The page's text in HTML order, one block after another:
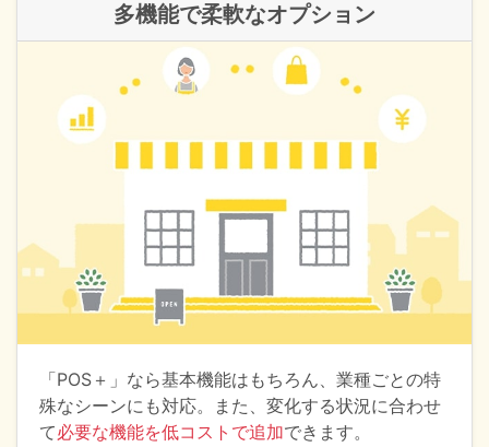
多機能で柔軟なオプション
「POS＋」なら基本機能はもちろん、業種ごとの特
殊なシーンにも対応。また、変化する状況に合わせ
て必要な機能を低コストで追加できます。